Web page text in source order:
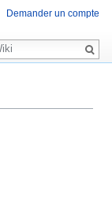
Demander un compte